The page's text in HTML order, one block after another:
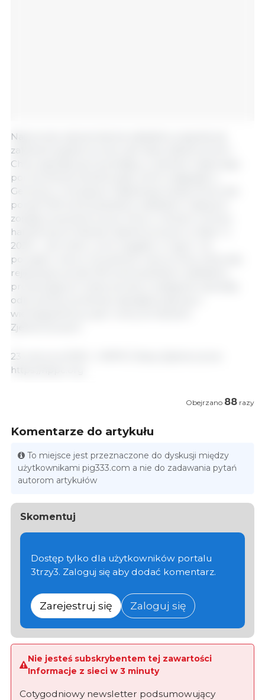
Najnowsze zatwierdzenia zakładów pojawiły się
zaledwie tydzień po tym, jak Stany Zjednoczone i
Chiny zgodziły się na postępy w sprawie majowego
porozumienia handlowego, które osiągnęły w
Genewie w Szwajcarii. Rejestracje eksportowe dla
ponad 1000 amerykańskich zakładów mięsnych
zostały przyznane przez Chiny w ramach umowy
handlowej ze Stanami Zjednoczonymi w fazie 1 z
2020 r., ale wiele z nich wygasło w lutym i na
początku marca. W połowie marca Chiny odnowiły
rejestracje ponad 300 amerykańskich zakładów
produkujących wieprzowinę, a następnie zawiesiły
odnowienia, ponieważ zaangażowały się w
wielotygodniowy spór celny ze Stanami
Zjednoczonymi.
23 czerwca 2025 r./ NPPC/ Stany Zjednoczone.
https://nppc.org
Obejrzano 88 razy
Komentarze do artykułu
To miejsce jest przeznaczone do dyskusji między
użytkownikami pig333.com a nie do zadawania pytań
autorom artykułów
Skomentuj
Dostęp tylko dla użytkowników portalu
3trzy3. Zaloguj się aby dodać komentarz.
Zarejestruj się Zaloguj się
Nie jesteś subskrybentem tej zawartości
Informacje z sieci w 3 minuty
Cotygodniowy newsletter podsumowujący